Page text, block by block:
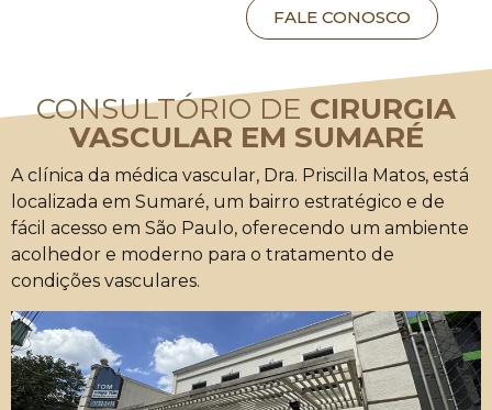
FALE CONOSCO
CONSULTÓRIO DE CIRURGIA
VASCULAR EM SUMARÉ
A clínica da médica vascular, Dra. Priscilla Matos, está
localizada em Sumaré, um bairro estratégico e de
fácil acesso em São Paulo, oferecendo um ambiente
acolhedor e moderno para o tratamento de
condições vasculares.